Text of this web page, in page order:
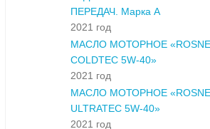
ПЕРЕДАЧ. Марка А
2021 год
МАСЛО МОТОРНОЕ
COLDTEC 5W-40»
2021 год
МАСЛО МОТОРНОЕ
ULTRATEC 5W-40»
2021 год